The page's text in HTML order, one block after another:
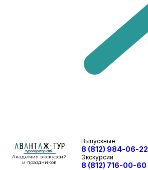
Академия экскурсий
и праздников
Выпускные
8 (812) 984-06-22
Экскурсии
8 (812) 716-00-60